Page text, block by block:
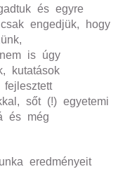
és egyre
engedjük, hogy
is úgy
kutatások
sőt (!) egyetemi
és még
eredményeit